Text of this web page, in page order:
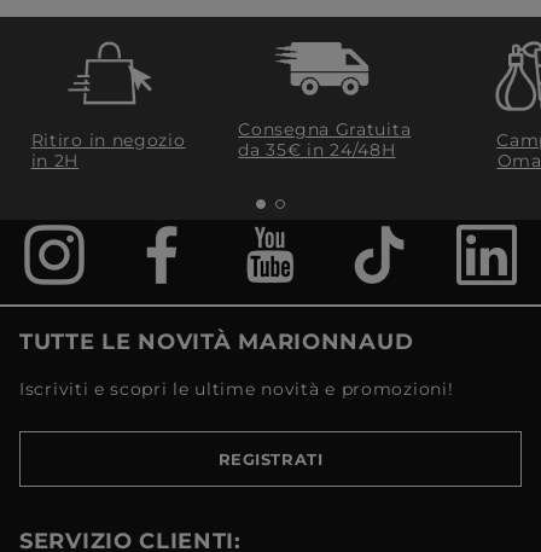
Ritiro in negozio
in 2H
Consegna Gratuita
da 35€​ in 24/48H
TUTTE LE NOVITÀ MARIONNAUD
Iscriviti e scopri le ultime novità e promozioni!
REGISTRATI
SERVIZIO CLIENTI: